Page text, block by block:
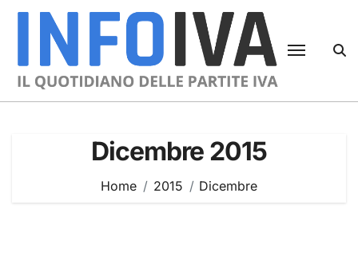
Skip
Dicembre 2015
Home 2015 Dicembre